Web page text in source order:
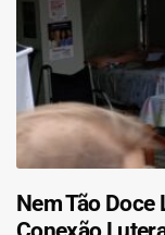
Nem Tão